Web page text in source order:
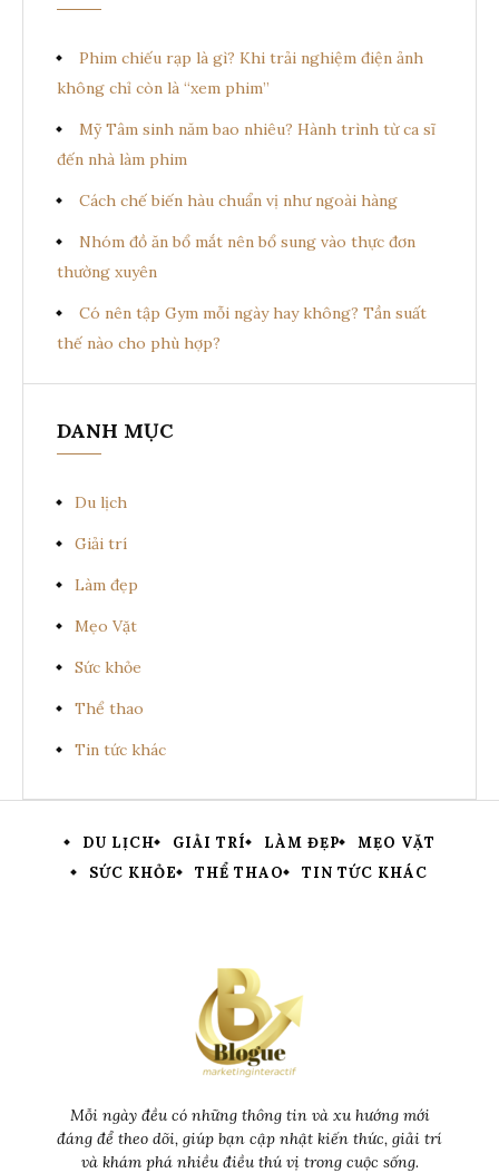
Phim chiếu rạp là gì? Khi trải nghiệm điện ảnh
không chỉ còn là “xem phim”
Mỹ Tâm sinh năm bao nhiêu? Hành trình từ ca sĩ
đến nhà làm phim
Cách chế biến hàu chuẩn vị như ngoài hàng
Nhóm đồ ăn bổ mắt nên bổ sung vào thực đơn
thường xuyên
Có nên tập Gym mỗi ngày hay không? Tần suất
thế nào cho phù hợp?
DANH MỤC
Du lịch
Giải trí
Làm đẹp
Mẹo Vặt
Sức khỏe
Thể thao
Tin tức khác
DU LỊCH GIẢI TRÍ LÀM ĐẸP
MẸO VẶT
SỨC KHỎE
THỂ THAO TIN TỨC KHÁC
Mỗi ngày đều có những thông tin và xu hướng mới
đáng để theo dõi, giúp bạn cập nhật kiến thức, giải trí
và khám phá nhiều điều thú vị trong cuộc sống.